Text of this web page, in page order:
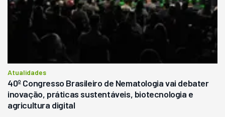
Atualidades
40º Congresso Brasileiro de Nematologia vai debater
inovação, práticas sustentáveis, biotecnologia e
agricultura digital